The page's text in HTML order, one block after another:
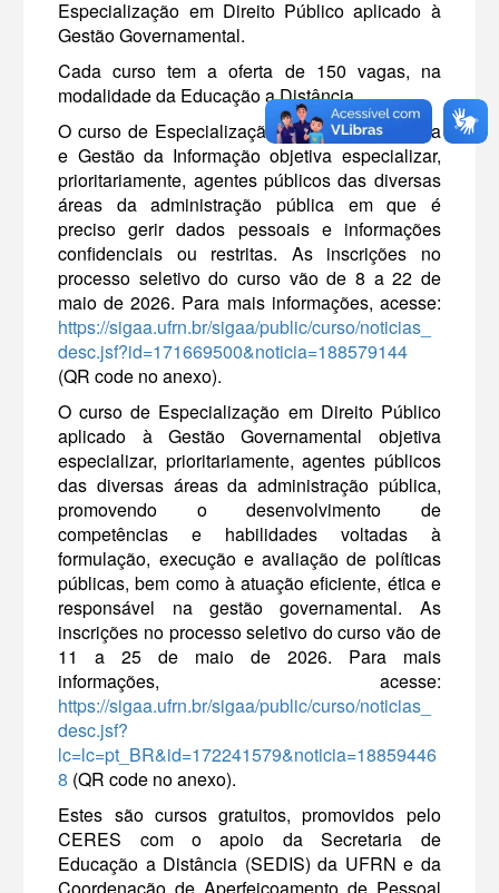
Especialização em Direito Público aplicado à
Gestão Governamental.
Cada curso tem a oferta de 150 vagas, na
modalidade da Educação a Distância.
O curso de Especialização em Cibersegurança
e Gestão da Informação objetiva especializar,
prioritariamente, agentes públicos das diversas
áreas da administração pública em que é
preciso gerir dados pessoais e informações
confidenciais ou restritas. As inscrições no
processo seletivo do curso vão de 8 a 22 de
maio de 2026. Para mais informações, acesse:
https://sigaa.ufrn.br/sigaa/public/curso/noticias_
desc.jsf?id=171669500&noticia=188579144
(QR code no anexo).
O curso de Especialização em Direito Público
aplicado à Gestão Governamental objetiva
especializar, prioritariamente, agentes públicos
das diversas áreas da administração pública,
promovendo o desenvolvimento de
competências e habilidades voltadas à
formulação, execução e avaliação de políticas
públicas, bem como à atuação eficiente, ética e
responsável na gestão governamental. As
inscrições no processo seletivo do curso vão de
11 a 25 de maio de 2026. Para mais
informações, acesse:
https://sigaa.ufrn.br/sigaa/public/curso/noticias_
desc.jsf?
lc=lc=pt_BR&id=172241579&noticia=18859446
8 (QR code no anexo).
Estes são cursos gratuitos, promovidos pelo
CERES com o apoio da Secretaria de
Educação a Distância (SEDIS) da UFRN e da